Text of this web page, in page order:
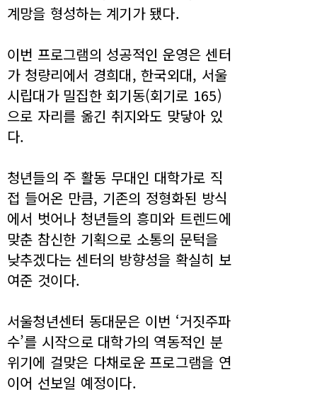
계망을 형성하는 계기가 됐다.
이번 프로그램의 성공적인 운영은 센터
가 청량리에서 경희대, 한국외대, 서울
시립대가 밀집한 회기동(회기로 165)
으로 자리를 옮긴 취지와도 맞닿아 있
다.
청년들의 주 활동 무대인 대학가로 직
접 들어온 만큼, 기존의 정형화된 방식
에서 벗어나 청년들의 흥미와 트렌드에
맞춘 참신한 기획으로 소통의 문턱을
낮추겠다는 센터의 방향성을 확실히 보
여준 것이다.
서울청년센터 동대문은 이번 ‘거짓주파
수’를 시작으로 대학가의 역동적인 분
위기에 걸맞은 다채로운 프로그램을 연
이어 선보일 예정이다.